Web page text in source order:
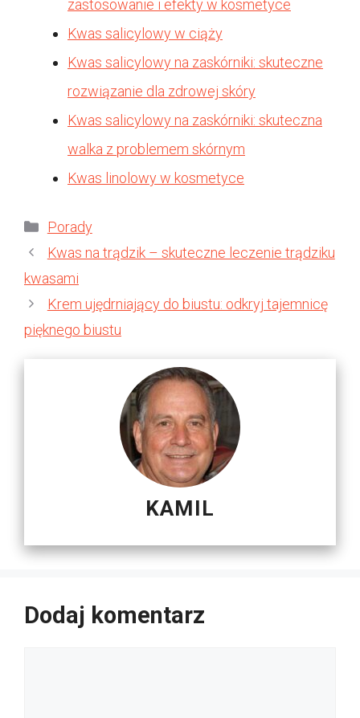
zastosowanie i efekty w kosmetyce
Kwas salicylowy w ciąży
Kwas salicylowy na zaskórniki: skuteczne
rozwiązanie dla zdrowej skóry
Kwas salicylowy na zaskórniki: skuteczna
walka z problemem skórnym
Kwas linolowy w kosmetyce
Kategorie
Porady
Kwas na trądzik – skuteczne leczenie trądziku
kwasami
Krem ujędrniający do biustu: odkryj tajemnicę
pięknego biustu
KAMIL
Dodaj komentarz